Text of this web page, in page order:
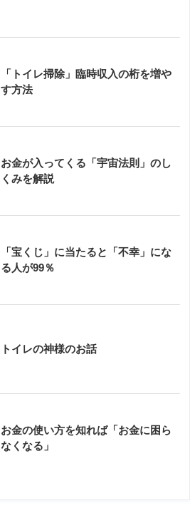
「トイレ掃除」臨時収入の桁を増や
す方法
お金が入ってくる「宇宙法則」のし
くみを解説
「宝くじ」に当たると「不幸」にな
る人が99％
トイレの神様のお話
お金の使い方を知れば「お金に困ら
なくなる」